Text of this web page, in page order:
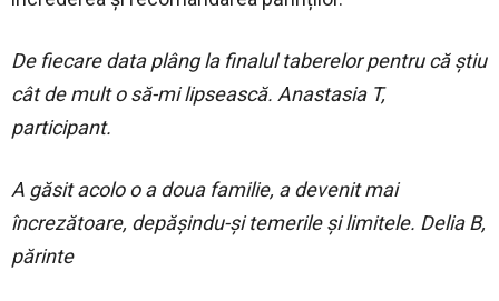
De fiecare data plâng la finalul taberelor pentru că știu
cât de mult o să-mi lipsească. Anastasia T,
participant.
A găsit acolo o a doua familie, a devenit mai
încrezătoare, depășindu-și temerile și limitele. Delia B,
părinte